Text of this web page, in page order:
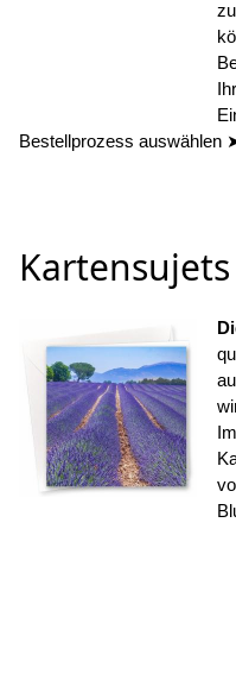
Bestellprozess auswählen
Kartensujets